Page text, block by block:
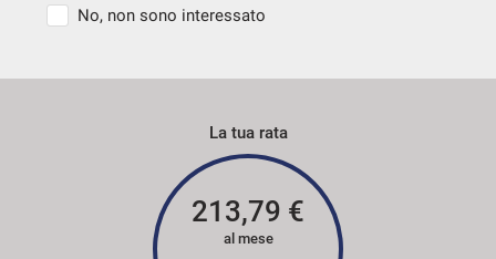
No, non sono interessato
La tua rata
213,79 €
al mese